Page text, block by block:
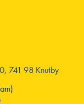
741 98 Knutby